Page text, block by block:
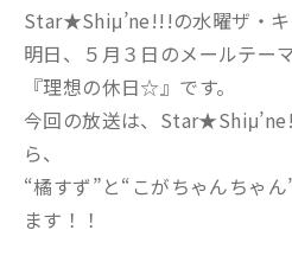
Star★Shiμ’ne!!!の水曜ザ・キ
明日、５月３日のメールテーマ
『理想の休日☆』です。
今回の放送は、
ら、
“橘すず”と“こがちゃんちゃ
ます！！